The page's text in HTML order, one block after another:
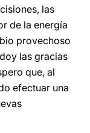
las
de la energía
provechoso
las gracias
que, al
efectuar una